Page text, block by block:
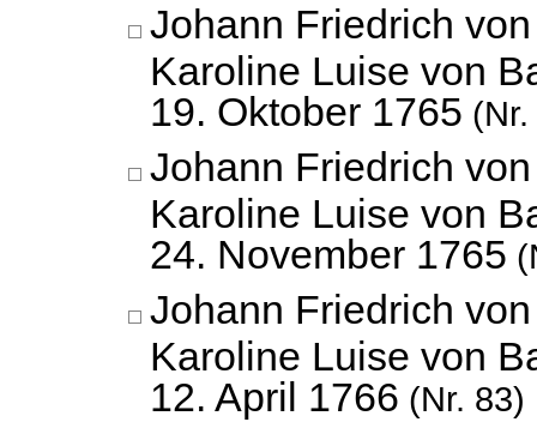
Johann Friedrich
Karoline Luise von
19. Oktober 1765
Johann Friedrich
Karoline Luise von
24. November 1765
Johann Friedrich
Karoline Luise von
12. April 1766 (Nr. 83)